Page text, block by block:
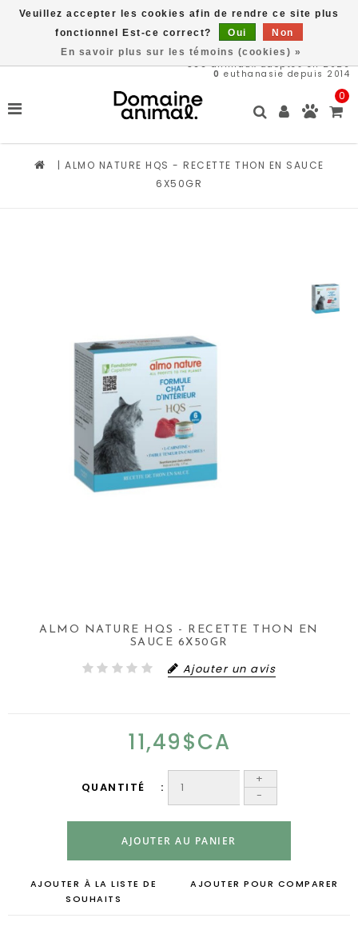
566animaux adoptés en 2026
0 euthanasie depuis 2014
0
| ALMO NATURE HQS - RECETTE THON EN SAUCE
6X50GR
ALMO NATURE HQS - RECETTE THON EN
SAUCE 6X50GR
Ajouter un avis
11,49$CA
QUANTITÉ
+
-
AJOUTER AU PANIER
AJOUTER À LA LISTE DE
SOUHAITS
AJOUTER POUR COMPARER
Veuillez accepter les cookies afin de rendre ce site plus
fonctionnel Est-ce correct?
Oui
Non
En savoir plus sur les témoins (cookies) »
Livraison gratuite à partir de 89$*